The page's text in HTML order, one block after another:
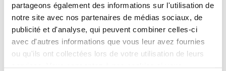
partageons également des informations sur l'utilisation de
notre site avec nos partenaires de médias sociaux, de
publicité et d'analyse, qui peuvent combiner celles-ci
avec d'autres informations que vous leur avez fournies
ou qu'ils ont collectées lors de votre utilisation de leurs